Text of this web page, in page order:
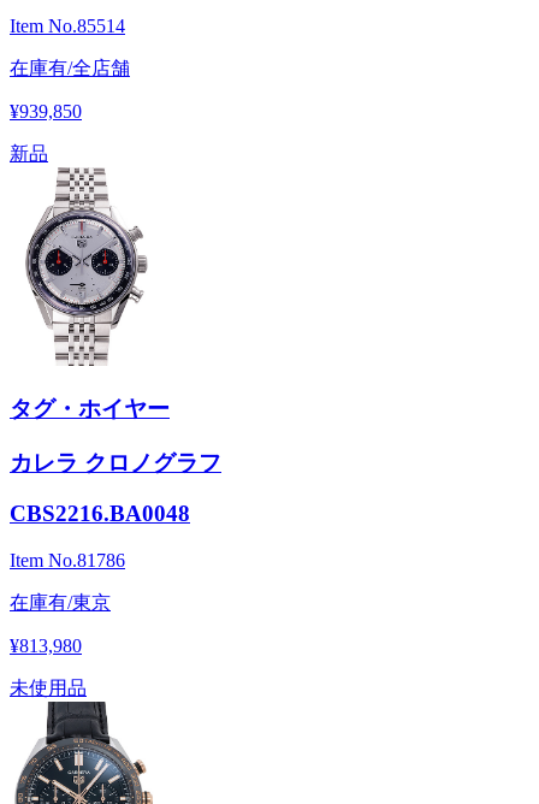
Item No.85514
在庫有/全店舗
¥939,850
新品
タグ・ホイヤー
カレラ クロノグラフ
CBS2216.BA0048
Item No.81786
在庫有/東京
¥813,980
未使用品